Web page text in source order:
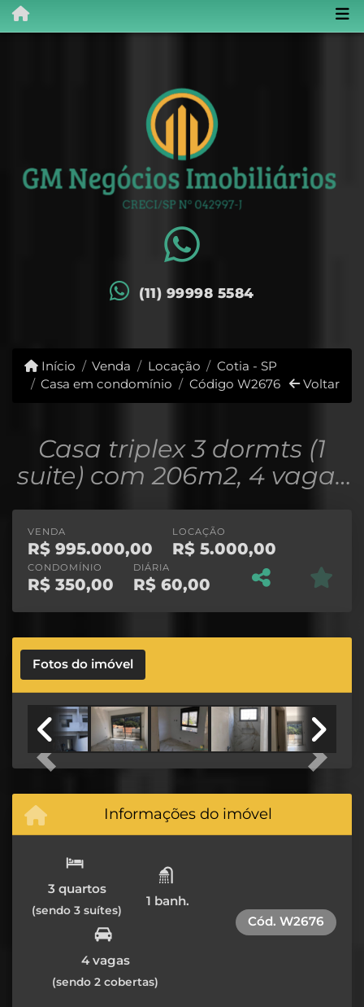
(11) 99998 5584
Início Venda Locação
Cotia - SP
Casa em condomínio
Código W2676 Voltar
Casa triplex 3 dormts (1
suite) com 206m2, 4 vagas
area gourmet com jacuzzi
VENDA
R$ 995.000,00
LOCAÇÃO
R$ 5.000,00
CONDOMÍNIO
R$ 350,00
DIÁRIA
R$ 60,00
Fotos do imóvel
Previous Next
Informações do imóvel
3 quartos
(sendo 3 suítes)
1 banh.
4 vagas
(sendo 2 cobertas)
Cód. W2676